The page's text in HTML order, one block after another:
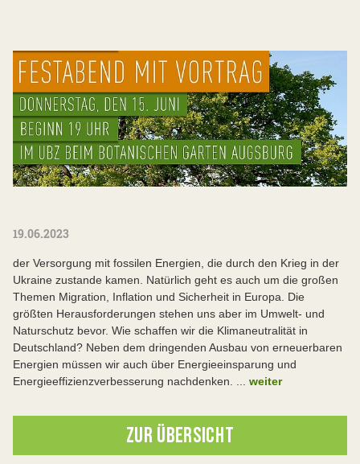
19.06.2023
der Versorgung mit fossilen Energien, die durch den Krieg in der
Ukraine zustande kamen. Natürlich geht es auch um die großen
Themen Migration, Inflation und Sicherheit in Europa. Die
größten Herausforderungen stehen uns aber im Umwelt- und
Naturschutz bevor. Wie schaffen wir die Klimaneutralität in
Deutschland? Neben dem dringenden Ausbau von erneuerbaren
Energien müssen wir auch über Energieeinsparung und
Energieeffizienzverbesserung nachdenken. ... weiter
ZUR ÜBERSICHT